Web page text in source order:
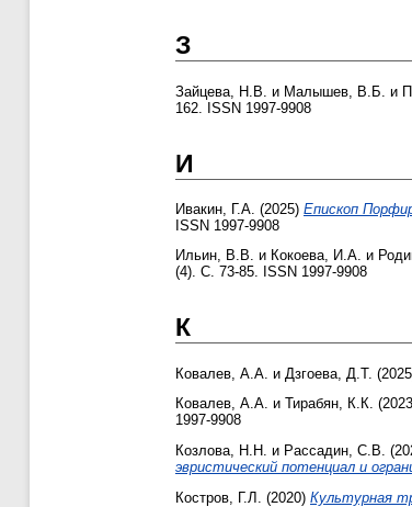
З
Зайцева, Н.В. и Малышев, В.Б. и
162. ISSN 1997-9908
И
Ивакин, Г.А. (2025) Епископ
ISSN 1997-9908
Ильин, В.В. и Кокоева, И.А. и
(4). С. 73-85. ISSN 1997-9908
К
Ковалев, А.А. и Дзгоева, Д.Т.
Ковалев, А.А. и Тирабян, К.К.
1997-9908
Козлова, Н.Н. и Рассадин, С.В.
эвристический потенциал и
Костров, Г.Л.
(2020) Культурная